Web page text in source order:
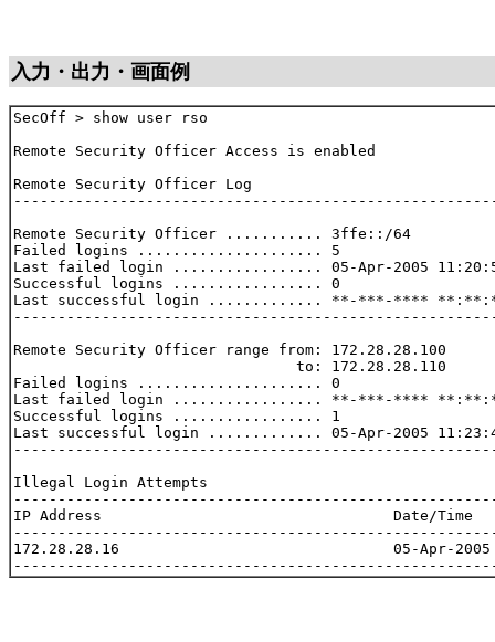
入力・出力・画面例
SecOff > show user rso
Remote Security Officer Access is enabled
Remote Security Officer Log
Remote Security Officer ........... 3ffe::/64
Failed logins ..................... 5
Last failed login ................. 05-Apr-2005
Successful logins ................. 0
Last successful login ............. **-***-****
Remote Security Officer range from: 172.28.28.100
                                to: 172.28.28.110
Failed logins ..................... 0
Last failed login ................. **-***-****
Successful logins ................. 1
Last successful login ............. 05-Apr-2005
Illegal Login Attempts
IP Address                                 Date/Time
172.28.28.16                               05-Apr-